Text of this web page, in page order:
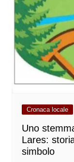
Cronaca locale
Uno
Lares:
simbolo